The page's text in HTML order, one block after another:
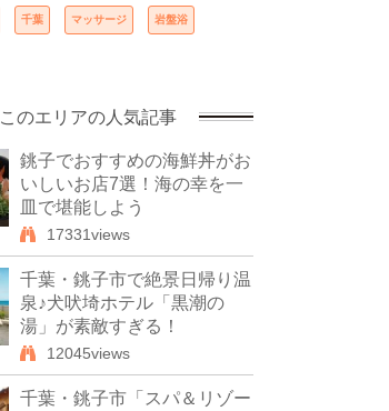
千葉 マッサージ 岩盤浴
このエリアの人気記事
銚子でおすすめの海鮮丼がお
いしいお店7選！海の幸を一
皿で堪能しよう
17331views
千葉・銚子市で絶景日帰り温
泉♪犬吠埼ホテル「黒潮の
湯」が素敵すぎる！
12045views
千葉・銚子市「スパ＆リゾー